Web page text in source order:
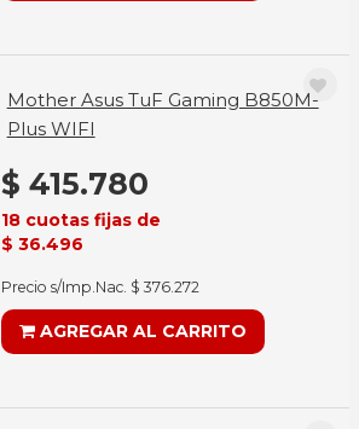
Mother Asus TuF Gaming B850M-
Plus WIFI
$ 415.780
18 cuotas fijas de
$ 36.496
Precio s/Imp.Nac. $ 376.272
AGREGAR AL CARRITO